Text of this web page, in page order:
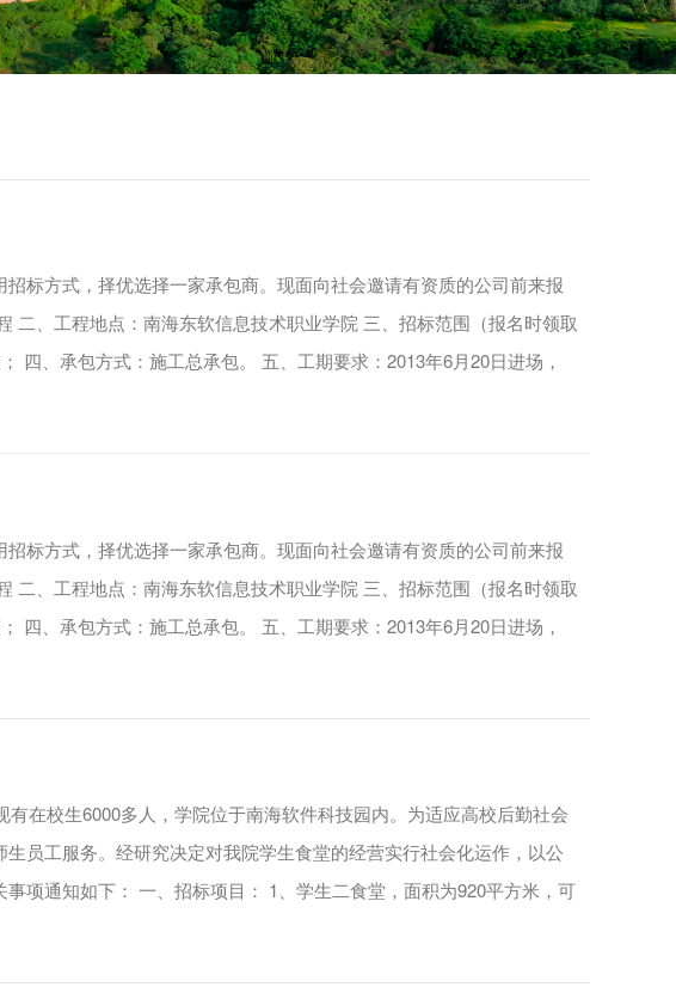
标方式，择优选择一家承包商。现面向社会邀请有资质的公司前来报
、工程地点：南海东软信息技术职业学院 三、招标范围（报名时领取
四、承包方式：施工总承包。 五、工期要求：2013年6月20日进场，
标方式，择优选择一家承包商。现面向社会邀请有资质的公司前来报
、工程地点：南海东软信息技术职业学院 三、招标范围（报名时领取
四、承包方式：施工总承包。 五、工期要求：2013年6月20日进场，
在校生6000多人，学院位于南海软件科技园内。为适应高校后勤社会
员工服务。经研究决定对我院学生食堂的经营实行社会化运作，以公
项通知如下： 一、招标项目： 1、学生二食堂，面积为920平方米，可